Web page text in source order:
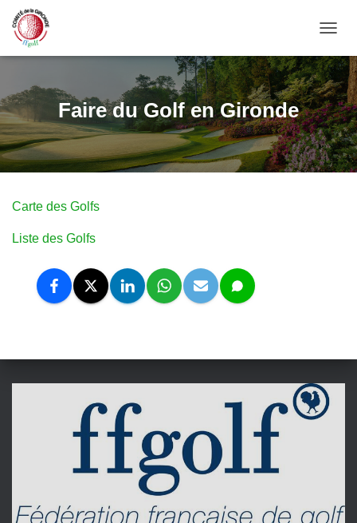
Faire du Golf en Gironde
Carte des Golfs
Liste des Golfs